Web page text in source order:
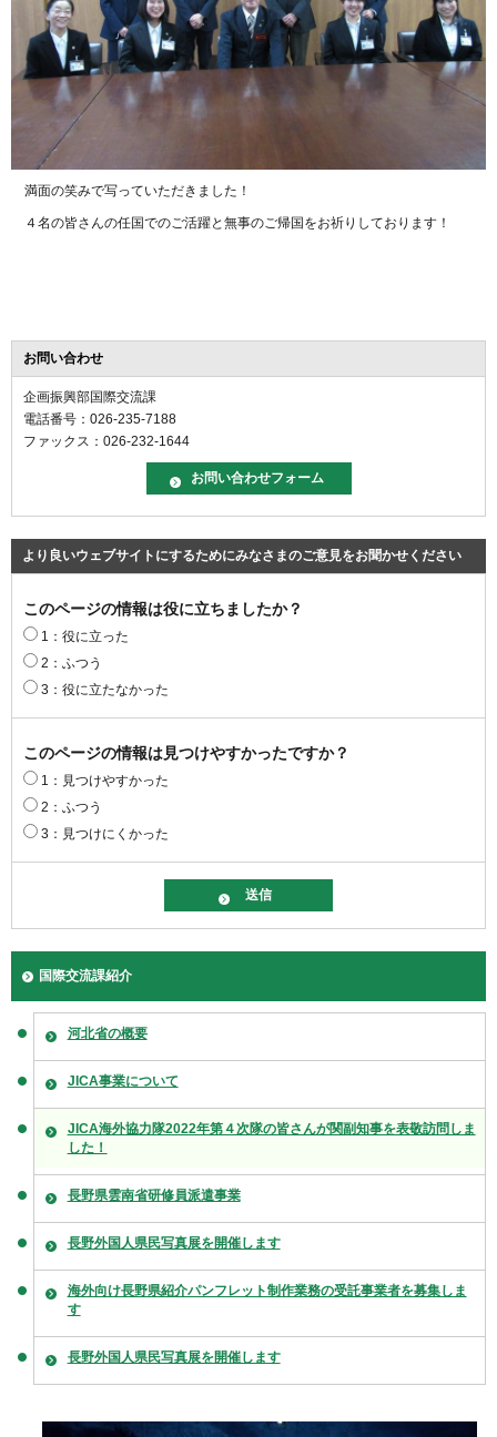
満面の笑みで写っていただきました！
４名の皆さんの任国でのご活躍と無事のご帰国をお祈りしております！
お問い合わせ
企画振興部国際交流課
電話番号：026-235-7188
ファックス：026-232-1644
より良いウェブサイトにするためにみなさまのご意見をお聞かせください
このページの情報は役に立ちましたか？
1：役に立った
2：ふつう
3：役に立たなかった
このページの情報は見つけやすかったですか？
1：見つけやすかった
2：ふつう
3：見つけにくかった
国際交流課紹介
河北省の概要
JICA事業について
JICA海外協力隊2022年第４次隊の皆さんが関副知事を表敬訪問しま
した！
長野県雲南省研修員派遣事業
長野外国人県民写真展を開催します
海外向け長野県紹介パンフレット制作業務の受託事業者を募集しま
す
長野外国人県民写真展を開催します